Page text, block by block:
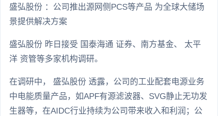
盛弘股份 ：公司推出源网侧PCS等产品 为全球大储场
景提供解决方案
盛弘股份 昨日接受 国泰海通 证券、南方基金、 太平
洋 资管等多家机构调研。
在调研中， 盛弘股份 透露，公司的工业配套电源业务
中电能质量产品，如APF有源滤波器、SVG静止无功发
生器等，在AIDC行业持续为公司带来收入和利润；公